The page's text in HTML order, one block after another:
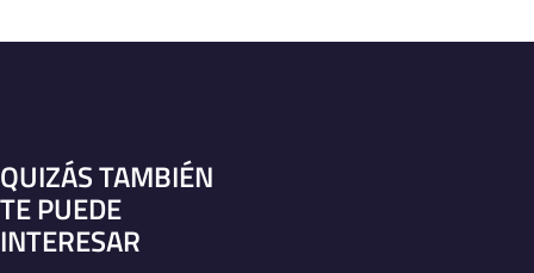
QUIZÁS TAMBIÉN
TE PUEDE
INTERESAR